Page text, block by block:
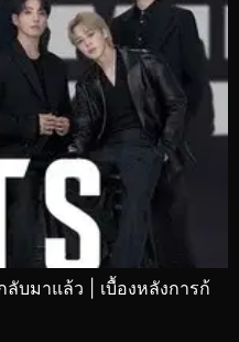
ลับมาแล้ว | เบื้องหลังการก้